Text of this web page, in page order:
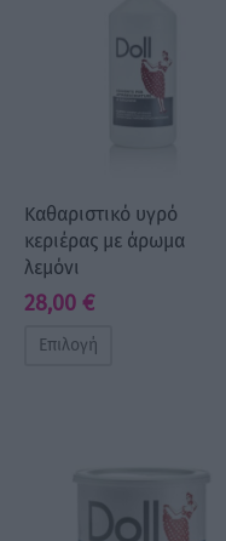
Καθαριστικό υγρό
κεριέρας με άρωμα
λεμόνι
28,00 €
Επιλογή